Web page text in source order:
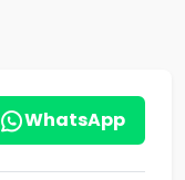
WhatsApp